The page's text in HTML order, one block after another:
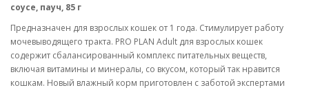
соусе, пауч, 85 г
Предназначен для взрослых кошек от 1 года. Стимулирует работу
мочевыводящего тракта. PRO PLAN Adult для взрослых кошек
содержит сбалансированный комплекс питательных веществ,
включая витамины и минералы, со вкусом, который так нравится
кошкам. Новый влажный корм приготовлен с заботой экспертами